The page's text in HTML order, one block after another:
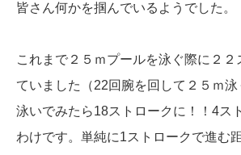
皆さん何かを掴んでいるようでした。
これまで２５ｍプールを泳ぐ際に２２
ていました（22回腕を回して２５ｍ
泳いでみたら18ストロークに！！4ス
わけです。単純に1ストロークで進む